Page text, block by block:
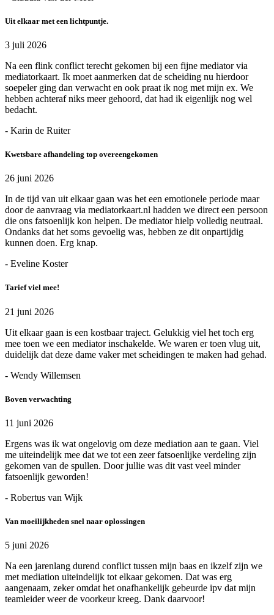
Uit elkaar met een lichtpuntje.
3 juli 2026
Na een flink conflict terecht gekomen bij een fijne mediator via
mediatorkaart. Ik moet aanmerken dat de scheiding nu hierdoor
soepeler ging dan verwacht en ook praat ik nog met mijn ex. We
hebben achteraf niks meer gehoord, dat had ik eigenlijk nog wel
bedacht.
- Karin de Ruiter
Kwetsbare afhandeling top overeengekomen
26 juni 2026
In de tijd van uit elkaar gaan was het een emotionele periode maar
door de aanvraag via mediatorkaart.nl hadden we direct een persoon
die ons fatsoenlijk kon helpen. De mediator hielp volledig neutraal.
Ondanks dat het soms gevoelig was, hebben ze dit onpartijdig
kunnen doen. Erg knap.
- Eveline Koster
Tarief viel mee!
21 juni 2026
Uit elkaar gaan is een kostbaar traject. Gelukkig viel het toch erg
mee toen we een mediator inschakelde. We waren er toen vlug uit,
duidelijk dat deze dame vaker met scheidingen te maken had gehad.
- Wendy Willemsen
Boven verwachting
11 juni 2026
Ergens was ik wat ongelovig om deze mediation aan te gaan. Viel
me uiteindelijk mee dat we tot een zeer fatsoenlijke verdeling zijn
gekomen van de spullen. Door jullie was dit vast veel minder
fatsoenlijk geworden!
- Robertus van Wijk
Van moeilijkheden snel naar oplossingen
5 juni 2026
Na een jarenlang durend conflict tussen mijn baas en ikzelf zijn we
met mediation uiteindelijk tot elkaar gekomen. Dat was erg
aangenaam, zeker omdat het onafhankelijk gebeurde ipv dat mijn
teamleider weer de voorkeur kreeg. Dank daarvoor!